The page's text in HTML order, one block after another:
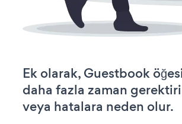
Ek olarak, Guestbook
daha fazla zaman
veya hatalara neden olur.